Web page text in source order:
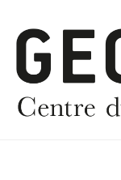
navigation
principale
contenu
principal
barre
latérale